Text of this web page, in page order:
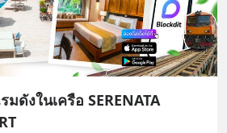
ดังในเครือ SERENATA